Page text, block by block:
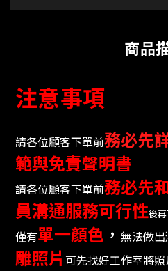
商品
注意事項
請各位顧客下單前務必先
範與免責聲明書
請各位顧客下單前務必先
員溝通服務可行性後
僅有單一顏色 ， 無法做
雕照片 可先找好工作室將